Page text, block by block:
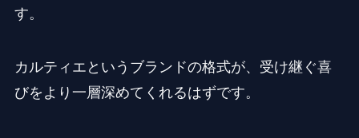
す。
カルティエというブランドの格式が、受け継ぐ喜
びをより一層深めてくれるはずです。